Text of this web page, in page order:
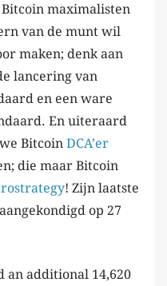
maximalisten
van de munt wil
maken; denk aan
lancering van
en een ware
En uiteraard
Bitcoin DCA’er
die maar Bitcoin
! Zijn laatste
op 27
an additional 14,620